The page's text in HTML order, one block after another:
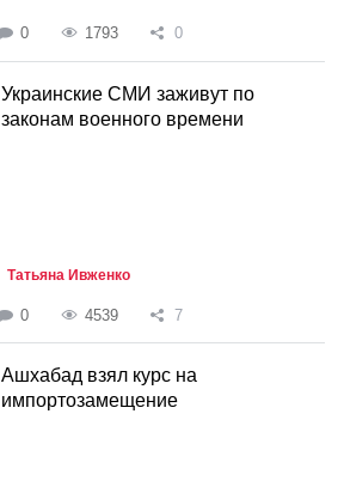
0 1793 0
Украинские СМИ заживут по
законам военного времени
Татьяна Ивженко
0 4539 7
Ашхабад взял курс на
импортозамещение